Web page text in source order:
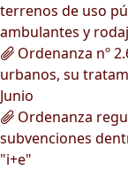
terrenos de uso
ambulantes y
Ordenanza nº
urbanos, su
Junio
Ordenanza
subvenciones
"i+e"